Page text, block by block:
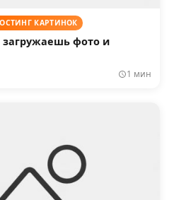
КАРТИНОК
фото и
1 мин